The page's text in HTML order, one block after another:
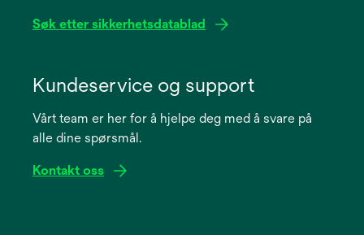
Søk etter sikkerhetsdatablad
new
Kundeservice og support
Vårt team er her for å hjelpe deg med å svare på
alle dine spørsmål.
Kontakt oss